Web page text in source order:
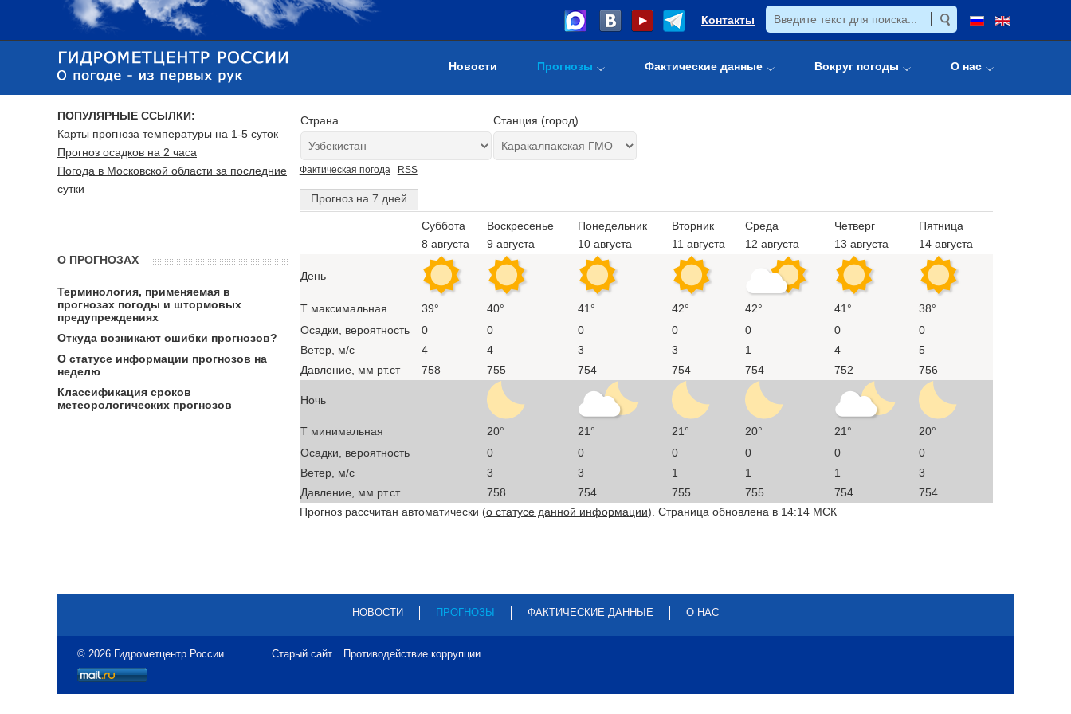
Контакты
Новости Прогнозы Фактические данные Вокруг погоды О нас
Страна Станция (город)
Фактическая погода RSS
Прогноз на 7 дней
Суббота
8 августа
Воскресенье
9 августа
Понедельник
10 августа
Вторник
11 августа
Среда
12 августа
Четверг
13 августа
Пятница
14 августа
День
T максимальная 39° 40° 41° 42° 42° 41°
38°
Осадки, вероятность
0 0 0 0 0 0
0
Ветер, м/с
4 4 3 3 1 4
5
Давление, мм рт.ст
758 755 754 754 754 752 756
Ночь
T минимальная 20° 21° 21° 20° 21°
20°
Осадки, вероятность
0 0 0 0 0
0
Ветер, м/с
3 3 1 1 1
3
Давление, мм рт.ст
758 754 755 755 754
754
Прогноз рассчитан автоматически (о статусе данной информации). Страница обновлена в 14:14 МСК
ПОПУЛЯРНЫЕ ССЫЛКИ:
Карты прогноза температуры на 1-5 суток
Прогноз осадков на 2 часа
Погода в Московской области за последние
сутки
О ПРОГНОЗАХ
Терминология, применяемая в
прогнозах погоды и штормовых
предупреждениях
Откуда возникают ошибки прогнозов?
О статусе информации прогнозов на
неделю
Классификация сроков
метеорологических прогнозов
НОВОСТИ ПРОГНОЗЫ ФАКТИЧЕСКИЕ ДАННЫЕ О НАС
© 2026 Гидрометцентр России Старый сайт Противодействие коррупции